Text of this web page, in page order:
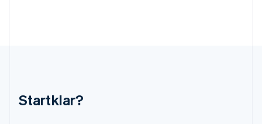
Startklar?
Mexiko